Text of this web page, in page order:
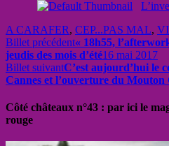
A CARAFER, CEP...PAS MAL,
Billet précédent« 18h55,
jeudis des mois d’été16 mai 2017
Billet suivantC’est aujourd’hui le
Cannes et l’ouverture du
Côté châteaux n°43 : par ici le
rouge